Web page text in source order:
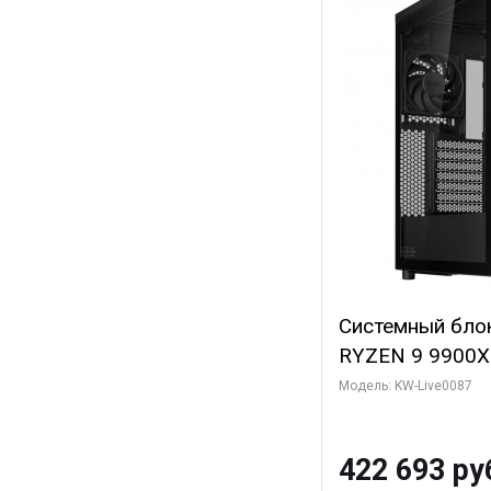
Системный
RYZEN 9
ОЗУ/ ASUS
Модель: KW-Live0087
422 693